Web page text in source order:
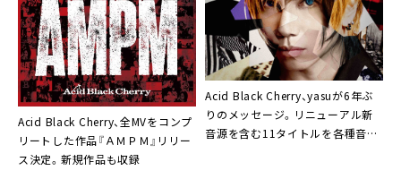
Acid Black Cherry、全MVをコンプ
リートした作品『ＡＭＰＭ』リリー
ス決定。新規作品も収録
Acid Black Cherry、yasuが6年ぶ
りのメッセージ。リニューアル新
音源を含む11タイトルを各種音楽